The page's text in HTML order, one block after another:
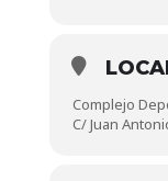
Complejo
C/ Juan